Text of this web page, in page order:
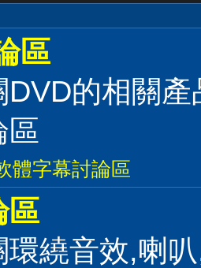
區
DVD的相關
區
體字幕討論區
區
環繞音效,喇